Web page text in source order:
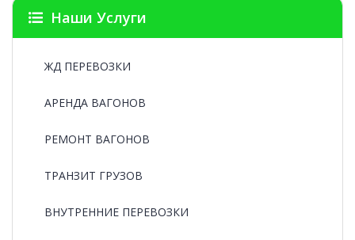
Наши Услуги
ЖД ПЕРЕВОЗКИ
АРЕНДА ВАГОНОВ
РЕМОНТ ВАГОНОВ
ТРАНЗИТ ГРУЗОВ
ВНУТРЕННИЕ ПЕРЕВОЗКИ